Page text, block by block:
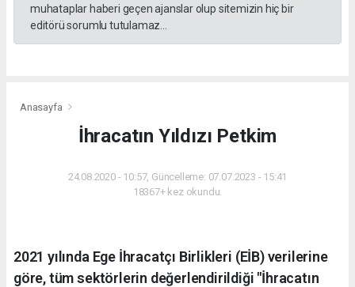
muhataplar haberi geçen ajanslar olup sitemizin hiç bir
editörü sorumlu tutulamaz...
Anasayfa
İhracatın Yıldızı Petkim
24.08.2020 - 10:57, Güncelleme: 07.07.2023 - 15:41
18367+ kez okundu.
2021 yılında Ege İhracatçı Birlikleri (EİB) verilerine
göre, tüm sektörlerin değerlendirildiği "İhracatın